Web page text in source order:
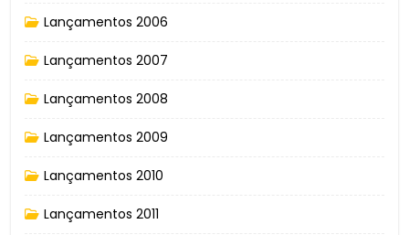
Lançamentos 2006
Lançamentos 2007
Lançamentos 2008
Lançamentos 2009
Lançamentos 2010
Lançamentos 2011